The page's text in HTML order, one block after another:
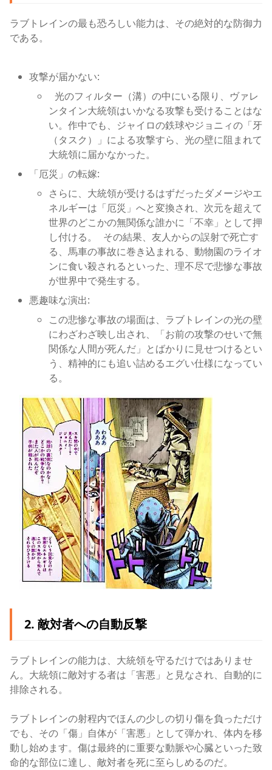
ラブトレインの最も恐ろしい能力は、その絶対的な防御力
である。
攻撃が届かない:
光のフィルター（溝）の中にいる限り、ヴァレ
ンタイン大統領はいかなる攻撃も受けることはな
い。作中でも、ジャイロの鉄球やジョニィの「牙
（タスク）」による攻撃すら、光の壁に阻まれて
大統領に届かなかった。
「厄災」の転嫁:
さらに、大統領が受けるはずだったダメージやエ
ネルギーは「厄災」へと変換され、次元を超えて
世界のどこかの無関係な誰かに「不幸」として押
し付ける。 その結果、友人からの誤射で死亡す
る、馬車の事故に巻き込まれる、動物園のライオ
ンに食い殺されるといった、理不尽で悲惨な事故
が世界中で発生する。
悪趣味な演出:
この悲惨な事故の場面は、ラブトレインの光の壁
にわざわざ映し出され、「お前の攻撃のせいで無
関係な人間が死んだ」とばかりに見せつけるとい
う、精神的にも追い詰めるエグい仕様になってい
る。
2. 敵対者への自動反撃
ラブトレインの能力は、大統領を守るだけではありませ
ん。大統領に敵対する者は「害悪」と見なされ、自動的に
排除される。
ラブトレインの射程内でほんの少しの切り傷を負っただけ
でも、その「傷」自体が「害悪」として弾かれ、体内を移
動し始めます。傷は最終的に重要な動脈や心臓といった致
命的な部位に達し、敵対者を死に至らしめるのだ。